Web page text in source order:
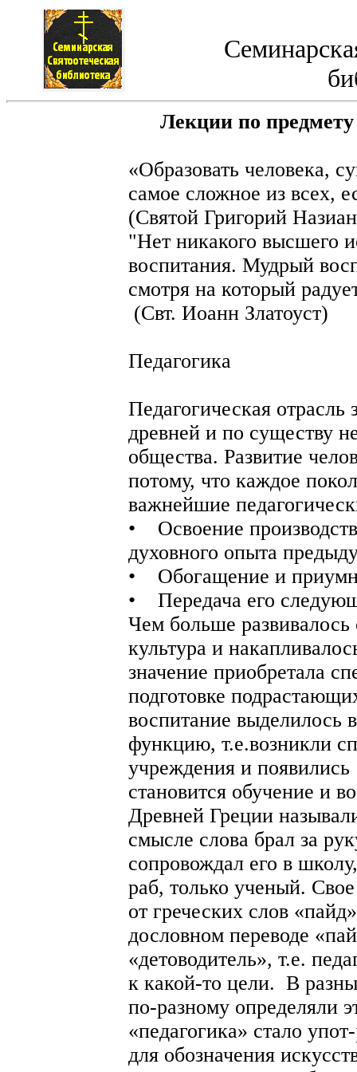
Лекции по
«Образовать человека,
самое сложное из всех,
(Святой Григорий
"Нет никакого высшего
воспитания. Мудрый
смотря на
(Свт. Иоанн Златоуст)
Педагогика
Педагогическая отрасль
древней и по существу
общества. Развитие
потому, что каждое
важнейшие
• Освоение
духовного опыта
• Обогащение и
• Передача его
Чем больше развивалось
культура и
значение приобретала
подготовке
воспитание выделилось
функцию, т.е.возникли
учреждения и
становится обучение и
Древней Греции
смысле слова брал за
сопровождал его в
раб, только ученый.
от греческих слов
дословном переводе
«детоводитель», т.е.
к какой-то цели. В
по-разному определяли
«педагогика» стало
для обозначения